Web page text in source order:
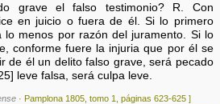
grave el falso testimonio? R. Con
en juicio o fuera de él. Si lo primero
lo menos por razón del juramento. Si lo
conforme fuere la injuria que por él se
de él un delito falso grave, será pecado
leve falsa, será culpa leve.
· Pamplona 1805, tomo 1, páginas 623-625 ]